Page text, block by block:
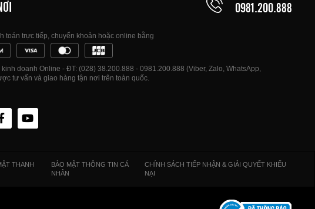
0981.200.888
toán trực tiếp, chuyển khoản hoặc online bằng
doanh Online - ĐT: (028) 38.200.888 - 0981.200.888 (Viber, Zalo, WhatsApp,
tư vấn và giao hàng tận nơi trên toàn quốc.
THANH
BẢO MẬT THÔNG TIN CÁ
NHÂN
CHÍNH SÁCH TIẾP NHẬN & GIẢI QUYẾT KHIẾU
NẠI